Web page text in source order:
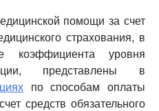
помощи за счет
страхования, в
коэффициента уровня
представлены в
по способам оплаты
средств обязательного